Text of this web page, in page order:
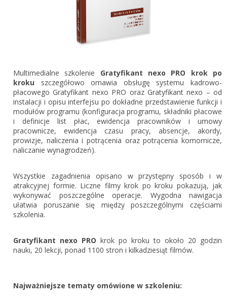
Gestor nexo PRO krok po kroku
KSeF w Subiekcie GT
KSeF w Subiekcie nexo/nexo PRO
Portal Dokumentów z obsługą KSeF dla firm
Portal Dokumentów z obsługą KSeF dla biur
rachunkowych
Logowanie do Akademi InsERT
Login
Hasło
Zapomniałem hasła
Nie masz konta
Multimedialne szkolenie Gratyfikant nexo PRO krok po
kroku szczegółowo omawia obsługę systemu kadrowo-
płacowego Gratyfikant nexo PRO oraz Gratyfikant nexo – od
instalacji i opisu interfejsu po dokładne przedstawienie funkcji i
modułów programu (konfiguracja programu, składniki płacowe
i definicje list płac, ewidencja pracowników i umowy
pracownicze, ewidencja czasu pracy, absencje, akordy,
prowizje, naliczenia i potrącenia oraz potrącenia komornicze,
naliczanie wynagrodzeń).
Wszystkie zagadnienia opisano w przystępny sposób i w
atrakcyjnej formie. Liczne filmy krok po kroku pokazują, jak
wykonywać poszczególne operacje. Wygodna nawigacja
ułatwia poruszanie się między poszczególnymi częściami
szkolenia.
Gratyfikant nexo PRO krok po kroku to około 20 godzin
nauki, 20 lekcji, ponad 1100 stron i kilkadziesiąt filmów.
Najważniejsze tematy omówione w szkoleniu: